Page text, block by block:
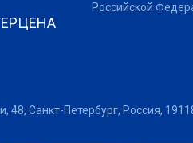
Российской
48, Санкт-Петербург, Россия,